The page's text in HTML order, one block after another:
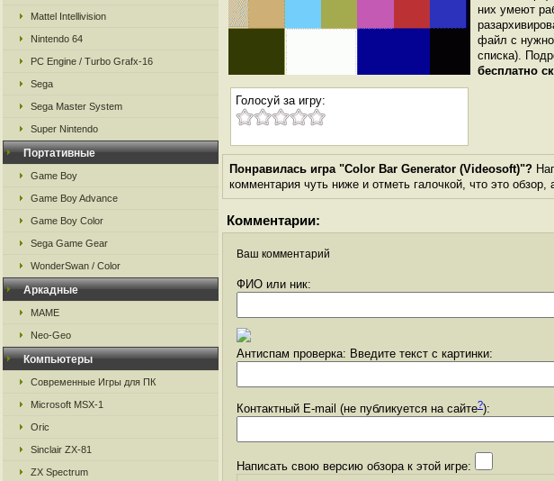
Mattel Intellivision
Nintendo 64
PC Engine / Turbo Grafx-16
Sega
Sega Master System
Super Nintendo
Портативные
Game Boy
Game Boy Advance
Game Boy Color
Sega Game Gear
WonderSwan / Color
Аркадные
MAME
Neo-Geo
Компьютеры
Современные Игры для ПК
Microsoft MSX-1
Oric
Sinclair ZX-81
ZX Spectrum
Голосуй за игру:
них умеют
файл с
списка).
бесплатно
Понравилась игра "Color Bar Generator (Videosoft)"?
комментария чуть ниже и отметь галочкой, что это обзор,
Комментарии:
Ваш комментарий
ФИО или ник:
Антиспам проверка: Введите текст с картинки:
Контактный E-mail (не публикуется на сайте?):
Написать свою версию обзора к этой игре: